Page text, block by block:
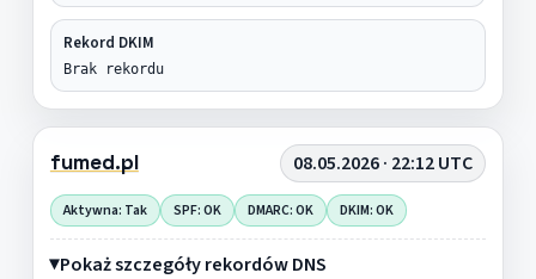
Rekord DKIM
Brak rekordu
fumed.pl 08.05.2026 · 22:12 UTC
Aktywna: Tak SPF: OK DMARC: OK DKIM: OK
Pokaż szczegóły rekordów DNS